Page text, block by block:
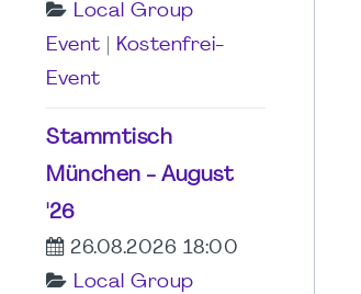
Local Group
Event
Kostenfrei-
Event
Stammtisch
München - August
'26
26.08.2026 18:00
Local Group